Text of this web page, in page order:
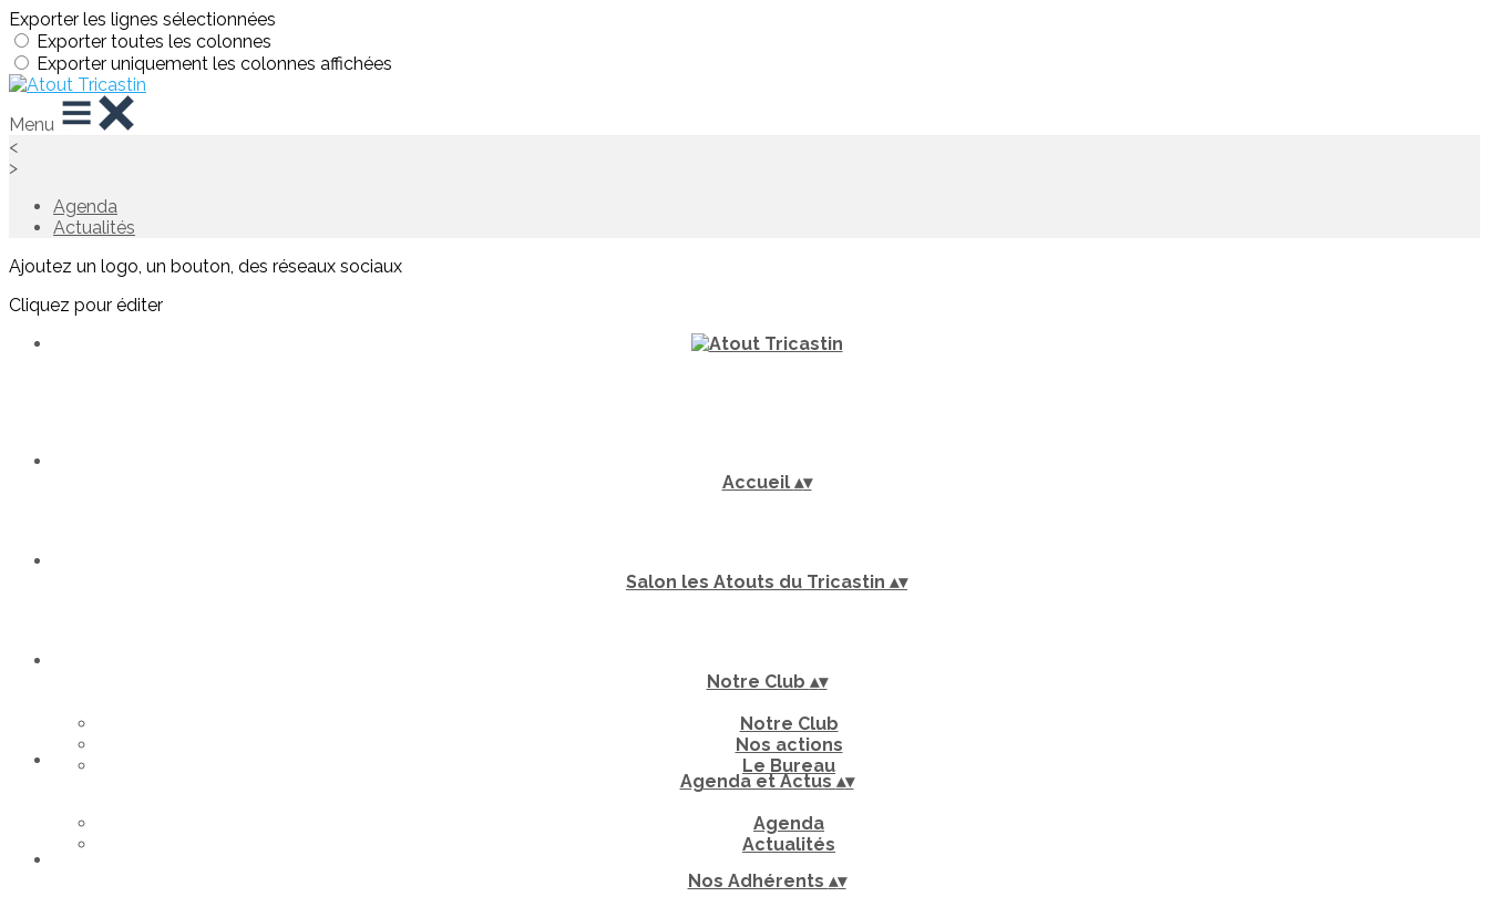
Exporter les lignes sélectionnées
Exporter toutes les colonnes
Exporter uniquement les colonnes affichées
Menu
<
>
Agenda
Actualités
Ajoutez un logo, un bouton, des réseaux sociaux
Cliquez pour éditer
Accueil ▴▾
Salon les Atouts du Tricastin ▴▾
Notre Club ▴▾
Notre Club
Nos actions
Le Bureau
Agenda et Actus▴▾
Agenda
Actualités
Nos Adhérents ▴▾